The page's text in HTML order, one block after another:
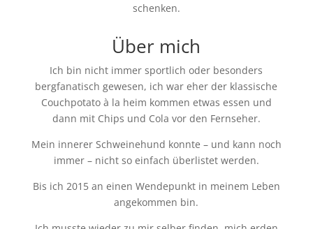
schenken.
Über mich
Ich bin nicht immer sportlich oder besonders
bergfanatisch gewesen, ich war eher der klassische
Couchpotato à la heim kommen etwas essen und
dann mit Chips und Cola vor den Fernseher.
Mein innerer Schweinehund konnte – und kann noch
immer – nicht so einfach überlistet werden.
Bis ich 2015 an einen Wendepunkt in meinem Leben
angekommen bin.